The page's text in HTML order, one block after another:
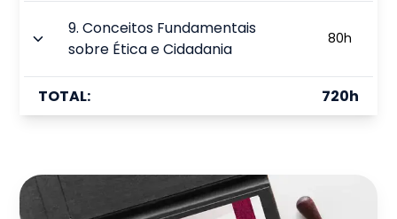
9.Conceitos Fundamentais
sobre Ética e Cidadania
80h
TOTAL: 720h